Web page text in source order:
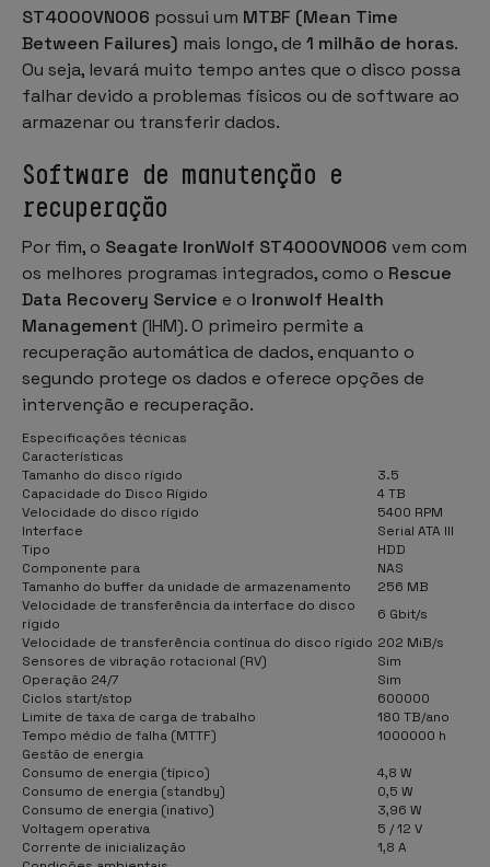
ST4000VN006 possui um MTBF (Mean Time
Between Failures) mais longo, de 1 milhão de horas.
Ou seja, levará muito tempo antes que o disco possa
falhar devido a problemas físicos ou de software ao
armazenar ou transferir dados.
Software de manutenção e
recuperação
Por fim, o Seagate IronWolf ST4000VN006 vem com
os melhores programas integrados, como o Rescue
Data Recovery Service e o Ironwolf Health
Management (IHM). O primeiro permite a
recuperação automática de dados, enquanto o
segundo protege os dados e oferece opções de
intervenção e recuperação.
Especificações técnicas
Características
Tamanho do disco rígido
3.5
Capacidade do Disco Rígido
4 TB
Velocidade do disco rígido
5400 RPM
Interface
Serial ATA III
Tipo
HDD
Componente para
NAS
Tamanho do buffer da unidade de armazenamento
256 MB
Velocidade de transferência da interface do disco
rígido
6 Gbit/s
Velocidade de transferência contínua do disco rígido 202 MiB/s
Sensores de vibração rotacional (RV)
Sim
Operação 24/7
Sim
Ciclos start/stop
600000
Limite de taxa de carga de trabalho
180 TB/ano
Tempo médio de falha (MTTF)
1000000 h
Gestão de energia
Consumo de energia (típico)
4,8 W
Consumo de energia (standby)
0,5 W
Consumo de energia (inativo)
3,96 W
Voltagem operativa
5 / 12 V
Corrente de inicialização
1,8 A